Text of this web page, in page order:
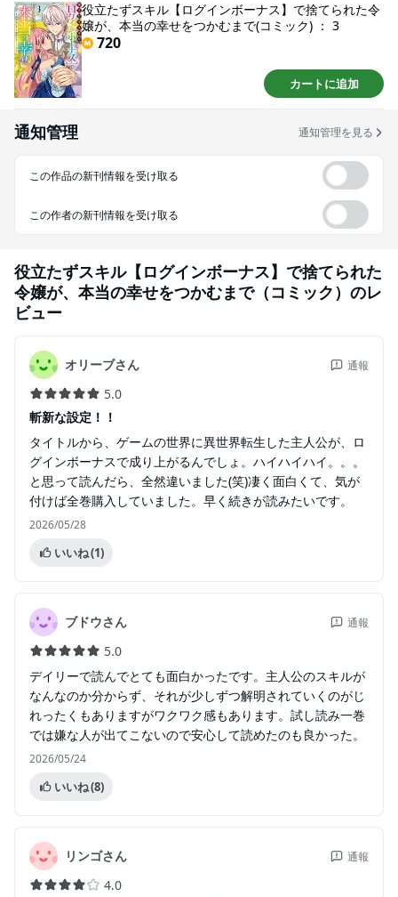
役立たずスキル【ログインボーナス】で捨てられた令
嬢が、本当の幸せをつかむまで(コミック) ： 3
720
カートに追加
通知管理 通知管理を見る
この作品の新刊情報を受け取る
この作者の新刊情報を受け取る
役立たずスキル【ログインボーナス】で捨てられた
令嬢が、本当の幸せをつかむまで（コミック） のレ
ビュー
オリーブさん 通報
5.0
斬新な設定！！
タイトルから、ゲームの世界に異世界転生した主人公が、ロ
グインボーナスで成り上がるんでしょ。ハイハイハイ。。。
と思って読んだら、全然違いました(笑)凄く面白くて、気が
付けば全巻購入していました。早く続きが読みたいです。
2026/05/28
いいね(1)
ブドウさん 通報
5.0
デイリーで読んでとても面白かったです。主人公のスキルが
なんなのか分からず、それが少しずつ解明されていくのがじ
れったくもありますがワクワク感もあります。試し読み一巻
では嫌な人が出てこないので安心して読めたのも良かった。
2026/05/24
いいね(8)
リンゴさん 通報
4.0